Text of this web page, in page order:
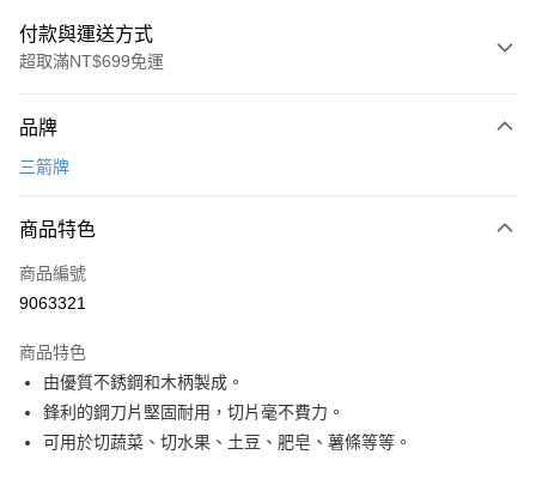
付款與運送方式
超取滿NT$699免運
信用卡一次付款
運送方式
• 付款後全家取貨
• 付款後7-11取貨
每筆NT$60，滿NT$699(含以上)免運費
(請點開選項勾選)
品牌
三箭牌
商品特色
商品編號
9063321
商品特色
由優質不銹鋼和木柄製成。
鋒利的鋼刀片堅固耐用，切片毫不費力。
可用於切蔬菜、切水果、土豆、肥皂、薯條等等。